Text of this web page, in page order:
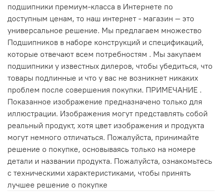
подшипники премиум-класса в Интернете по
доступным ценам, то наш интернет - магазин — это
универсальное решение. Мы предлагаем множество
Подшипников в наборе конструкций и спецификаций,
которые отвечают всем потребностям . Мы закупаем
подшипники у известных дилеров, чтобы убедиться, что
товары подлинные и что у вас не возникнет никаких
проблем после совершения покупки. ПРИМЕЧАНИЕ .
Показанное изображение предназначено только для
иллюстрации. Изображения могут представлять собой
реальный продукт, хотя цвет изображения и продукта
могут немного отличаться. Пожалуйста, принимайте
решение о покупке, основываясь только на номере
детали и названии продукта. Пожалуйста, ознакомьтесь
с техническими характеристиками, чтобы принять
лучшее решение о покупке